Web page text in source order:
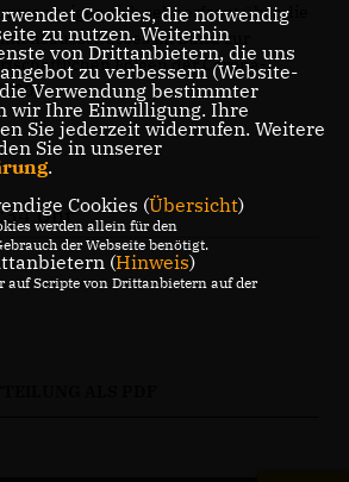
zeigen sich sehr erfreut über die
im Bund zur
Folgen der Corona-
Uhr
Cookies, die notwendig
zu nutzen. Weiterhin
von Drittanbietern, die uns
zu verbessern (Website-
Verwendung bestimmter
wir Ihre Einwilligung. Ihre
Sie jederzeit widerrufen. Weitere
Sie in unserer
.
Cookies (Übersicht)
werden allein für den
der Webseite benötigt.
(Hinweis)
auf Scripte von Drittanbietern auf der